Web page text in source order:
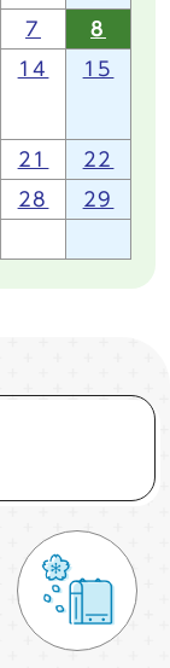
7 8
14 15
21 22
28 29